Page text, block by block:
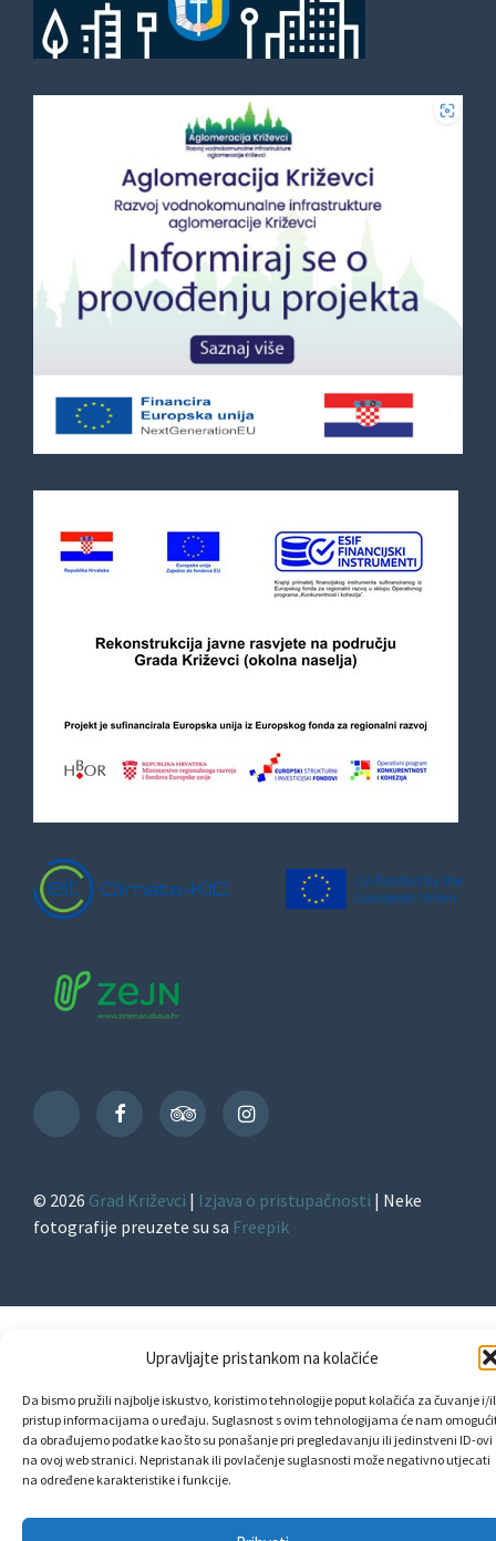
Upravljajte pristankom na kolačiće
Da bismo pružili najbolje iskustvo, koristimo tehnologije poput kolačića za čuvanje i/
pristup informacijama o uređaju. Suglasnost s ovim tehnologijama će nam
da obrađujemo podatke kao što su ponašanje pri pregledavanju ili jedinstveni ID-ovi
na ovoj web stranici. Nepristanak ili povlačenje suglasnosti može negativno utjecati
na određene karakteristike i funkcije.
TikTok
FacebookTripAdvisorInstagram
© 2026 Grad Križevci | Izjava o pristupačnosti | Neke
fotografije preuzete su sa Freepik